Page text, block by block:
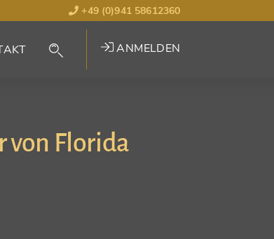
+49 (0)941 58612360
ANMELDEN
von Florida